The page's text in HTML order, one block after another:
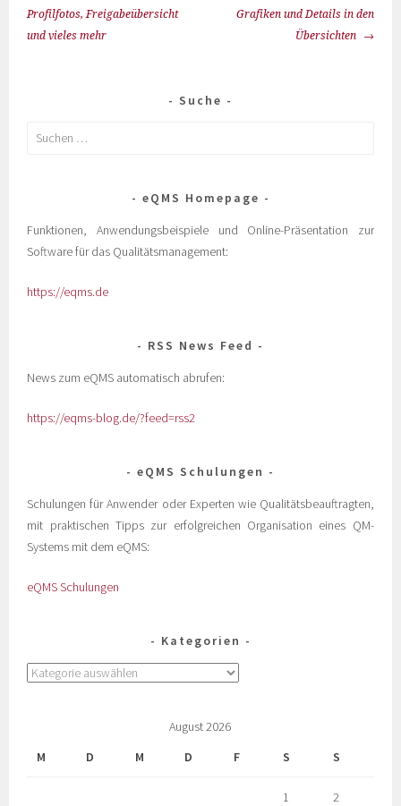
Profilfotos, Freigabeübersicht
und vieles mehr
Grafiken und Details in den
Übersichten
Suche
eQMS Homepage
Funktionen, Anwendungsbeispiele und Online-Präsentation zur
Software für das Qualitätsmanagement:
https://eqms.de
RSS News Feed
News zum eQMS automatisch abrufen:
https://eqms-blog.de/?feed=rss2
eQMS Schulungen
Schulungen für Anwender oder Experten wie Qualitätsbeauftragten,
mit praktischen Tipps zur erfolgreichen Organisation eines QM-
Systems mit dem eQMS:
eQMS Schulungen
Kategorien
August 2026
M
D M D F S S
1 2